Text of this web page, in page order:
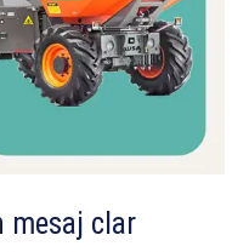
mesaj clar